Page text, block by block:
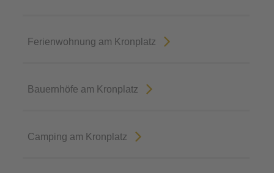
Ferienwohnung am Kronplatz
Bauernhöfe am Kronplatz
Camping am Kronplatz